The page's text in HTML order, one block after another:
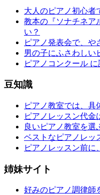
大人のピアノ初心者
教本の『ソナチネア
い？
ピアノ発表会で、や
男の子にふさわしい
ピアノコンクール に
豆知識
ピアノ教室では、具
ピアノレッスン代金
良いピアノ教室を選
ベストなピアノレッ
ピアノレッスン前に
姉妹サイト
好みのピアノ調律師